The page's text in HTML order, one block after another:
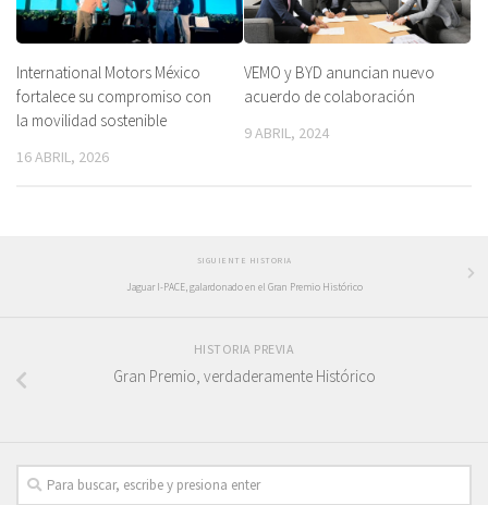
International Motors México
fortalece su compromiso con
la movilidad sostenible
16 ABRIL, 2026
VEMO y BYD anuncian nuevo
acuerdo de colaboración
9 ABRIL, 2024
SIGUIENTE HISTORIA
Jaguar I-PACE, galardonado en el Gran Premio Histórico
HISTORIA PREVIA
Gran Premio, verdaderamente Histórico